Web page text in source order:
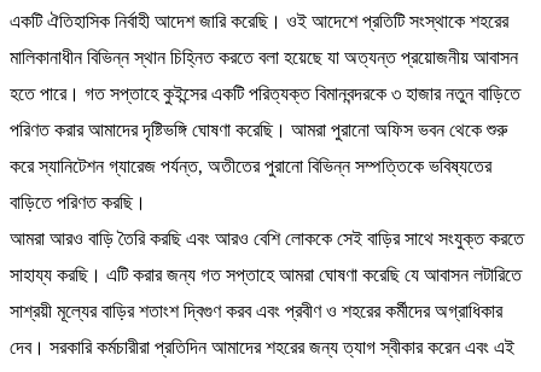
একটি ঐতিহাসিক নির্বাহী আদেশ জারি করেছি। ওই আদেশে প্রতিটি সংস্থাকে শহরের
মালিকানাধীন বিভিন্ন স্থান চিহ্নিত করতে বলা হয়েছে যা অত্যন্ত প্রয়োজনীয় আবাসন
হতে পারে। গত সপ্তাহে কুইন্সের একটি পরিত্যক্ত বিমানবন্দরকে ৩ হাজার নতুন বাড়িতে
পরিণত করার আমাদের দৃষ্টিভঙ্গি ঘোষণা করেছি। আমরা পুরানো অফিস ভবন থেকে শুরু
করে স্যানিটেশন গ্যারেজ পর্যন্ত, অতীতের পুরানো বিভিন্ন সম্পত্তিকে ভবিষ্যতের
বাড়িতে পরিণত করছি।
আমরা আরও বাড়ি তৈরি করছি এবং আরও বেশি লোককে সেই বাড়ির সাথে সংযুক্ত করতে
সাহায্য করছি। এটি করার জন্য গত সপ্তাহে আমরা ঘোষণা করেছি যে আবাসন লটারিতে
সাশ্রয়ী মূল্যের বাড়ির শতাংশ দ্বিগুণ করব এবং প্রবীণ ও শহরের কর্মীদের অগ্রাধিকার
দেব। সরকারি কর্মচারীরা প্রতিদিন আমাদের শহরের জন্য ত্যাগ স্বীকার করেন এবং এই